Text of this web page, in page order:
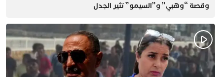
وقصة “وهبي” و”السيمو” تثير الجدل